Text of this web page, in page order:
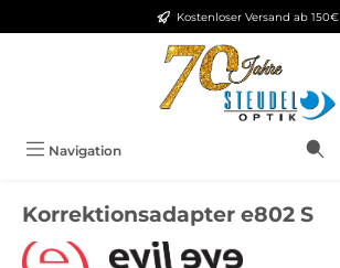
Zum Hauptinhalt springenKostenloser Versand ab 150€
Navigation
Korrektionsadapter e802 S